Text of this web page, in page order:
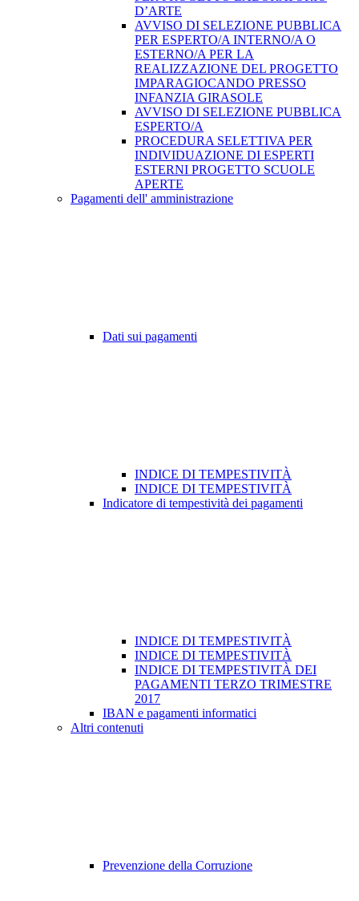
D’ARTE
AVVISO DI SELEZIONE PUBBLICA
PER ESPERTO/A INTERNO/A O
ESTERNO/A PER LA
REALIZZAZIONE DEL PROGETTO
IMPARAGIOCANDO PRESSO
INFANZIA GIRASOLE
AVVISO DI SELEZIONE PUBBLICA
ESPERTO/A
PROCEDURA SELETTIVA PER
INDIVIDUAZIONE DI ESPERTI
ESTERNI PROGETTO SCUOLE
APERTE
Pagamenti dell' amministrazione
Dati sui pagamenti
INDICE DI TEMPESTIVITÀ
INDICE DI TEMPESTIVITÀ
Indicatore di tempestività dei pagamenti
INDICE DI TEMPESTIVITÀ
INDICE DI TEMPESTIVITÀ
INDICE DI TEMPESTIVITÀ DEI
PAGAMENTI TERZO TRIMESTRE
2017
IBAN e pagamenti informatici
Altri contenuti
Prevenzione della Corruzione